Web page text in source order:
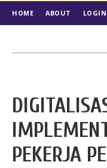
HOME ABOUT LOGIN
PEKERJA